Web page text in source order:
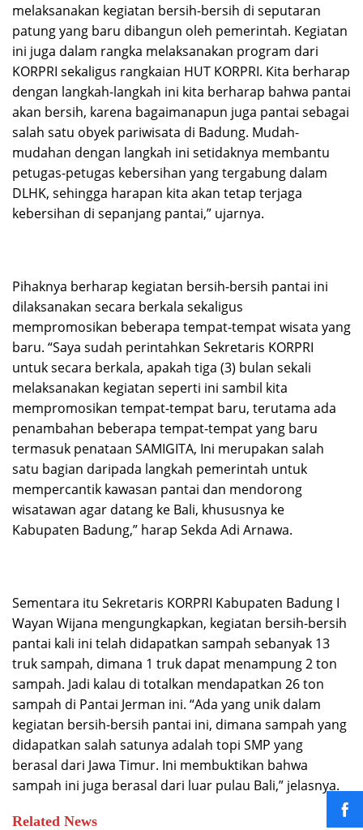
melaksanakan kegiatan bersih-bersih di seputaran
patung yang baru dibangun oleh pemerintah. Kegiatan
ini juga dalam rangka melaksanakan program dari
KORPRI sekaligus rangkaian HUT KORPRI. Kita berharap
dengan langkah-langkah ini kita berharap bahwa pantai
akan bersih, karena bagaimanapun juga pantai sebagai
salah satu obyek pariwisata di Badung. Mudah-
mudahan dengan langkah ini setidaknya membantu
petugas-petugas kebersihan yang tergabung dalam
DLHK, sehingga harapan kita akan tetap terjaga
kebersihan di sepanjang pantai,” ujarnya.
Pihaknya berharap kegiatan bersih-bersih pantai ini
dilaksanakan secara berkala sekaligus
mempromosikan beberapa tempat-tempat wisata yang
baru. “Saya sudah perintahkan Sekretaris KORPRI
untuk secara berkala, apakah tiga (3) bulan sekali
melaksanakan kegiatan seperti ini sambil kita
mempromosikan tempat-tempat baru, terutama ada
penambahan beberapa tempat-tempat yang baru
termasuk penataan SAMIGITA, Ini merupakan salah
satu bagian daripada langkah pemerintah untuk
mempercantik kawasan pantai dan mendorong
wisatawan agar datang ke Bali, khususnya ke
Kabupaten Badung,” harap Sekda Adi Arnawa.
Sementara itu Sekretaris KORPRI Kabupaten Badung I
Wayan Wijana mengungkapkan, kegiatan bersih-bersih
pantai kali ini telah didapatkan sampah sebanyak 13
truk sampah, dimana 1 truk dapat menampung 2 ton
sampah. Jadi kalau di totalkan mendapatkan 26 ton
sampah di Pantai Jerman ini. “Ada yang unik dalam
kegiatan bersih-bersih pantai ini, dimana sampah yang
didapatkan salah satunya adalah topi SMP yang
berasal dari Jawa Timur. Ini membuktikan bahwa
sampah ini juga berasal dari luar pulau Bali,” jelasnya.
Related News